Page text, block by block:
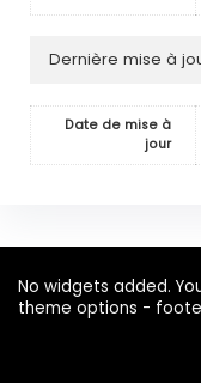
Dernière mise à
Date de mise à
jour
No widgets added.
theme options -